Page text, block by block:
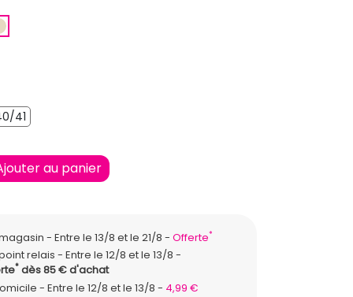
41
au panier
Entre le 13/8 et le 21/8 Offerte*
relais
Entre le 12/8 et le 13/8
*dès 85 € d'achat
Entre le 12/8 et le 13/8
4,99 €